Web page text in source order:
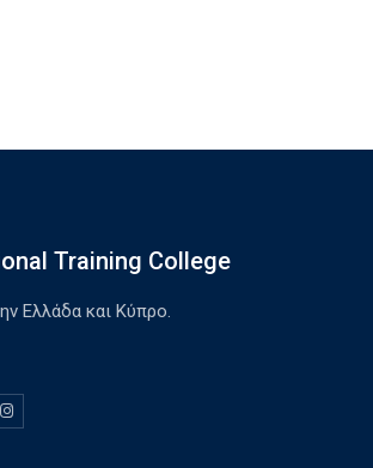
Training College
Ελλάδα και Κύπρο.